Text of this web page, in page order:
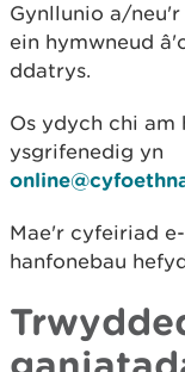
Gynllunio a/
ein hymwneud
ddatrys.
Os ydych chi am
ysgrifenedig yn
Mae'r cyfeiriad
hanfonebau